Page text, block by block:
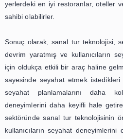
iyi yönetebilirsiniz.
Ayrıca, sanal turlar sayesinde
yerler hakkında daha
kullanıcıların bir yerin
anlamalarına yardımcı
hakkında daha bilinçli ve
Sanal tur teknolojisi,